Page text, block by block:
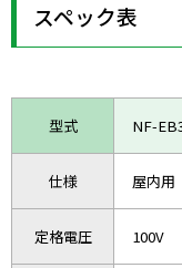
スペック表
型式 NF-
仕様 屋内用
定格電圧 100V